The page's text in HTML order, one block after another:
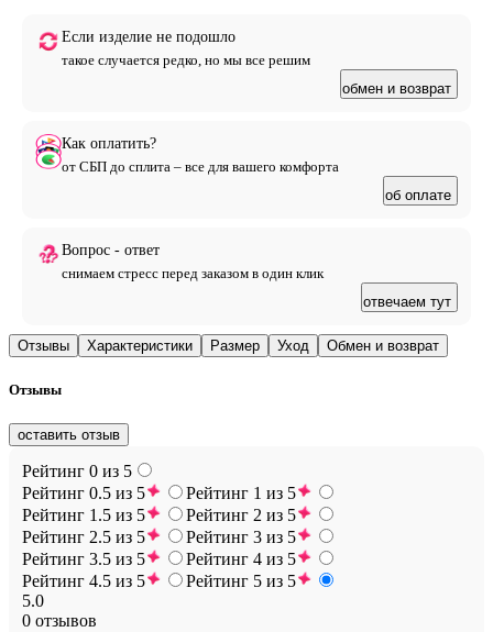
Если изделие не подошло
такое случается редко, но мы все решим
обмен и возврат
Как оплатить?
от СБП до сплита – все для вашего комфорта
об оплате
Вопрос - ответ
снимаем стресс перед заказом в один клик
отвечаем тут
Отзывы Характеристики Размер Уход Обмен и возврат
Отзывы
оставить отзыв
Рейтинг 0 из 5
Рейтинг 0.5 из 5
Рейтинг 1 из 5
Рейтинг 1.5 из 5
Рейтинг 2 из 5
Рейтинг 2.5 из 5
Рейтинг 3 из 5
Рейтинг 3.5 из 5
Рейтинг 4 из 5
Рейтинг 4.5 из 5
Рейтинг 5 из 5
5.0
0 отзывов